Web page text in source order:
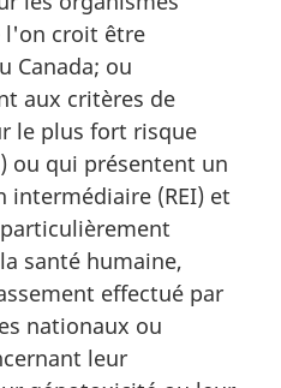
l'on croit être
Canada; ou
aux critères de
le plus fort risque
ou qui présentent un
(REI) et
santé humaine,
effectué par
nationaux ou
leur